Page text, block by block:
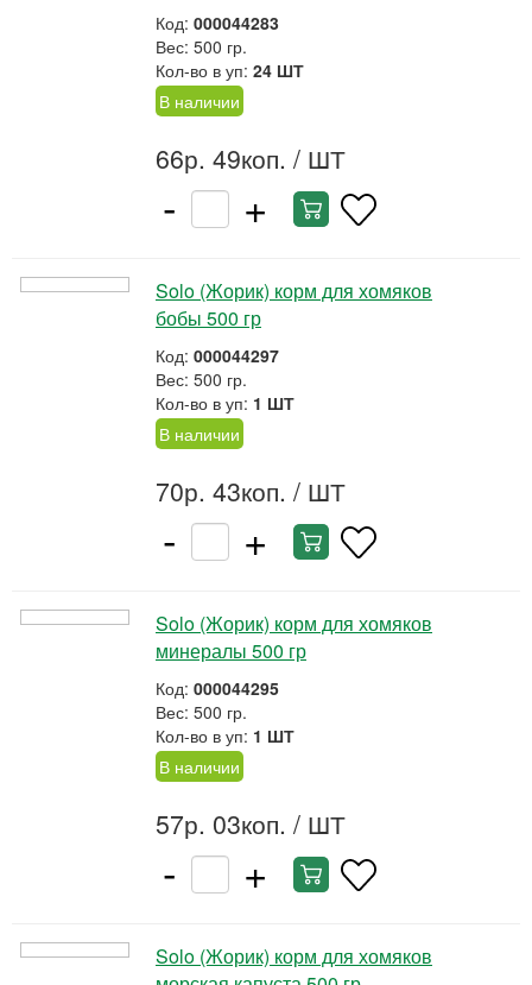
Код: 000044283
Вес: 500 гр.
Кол-во в уп: 24 ШТ
В наличии
66р. 49коп. / ШТ
- +
Solo (Жорик) корм для хомяков
бобы 500 гр
Код: 000044297
Вес: 500 гр.
Кол-во в уп: 1 ШТ
В наличии
70р. 43коп. / ШТ
- +
Solo (Жорик) корм для хомяков
минералы 500 гр
Код: 000044295
Вес: 500 гр.
Кол-во в уп: 1 ШТ
В наличии
57р. 03коп. / ШТ
- +
Solo (Жорик) корм для хомяков